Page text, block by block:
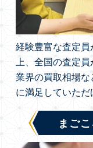
経験豊富な査定員
上、全国の査定
業界の買取相場
に満足していただ
まご